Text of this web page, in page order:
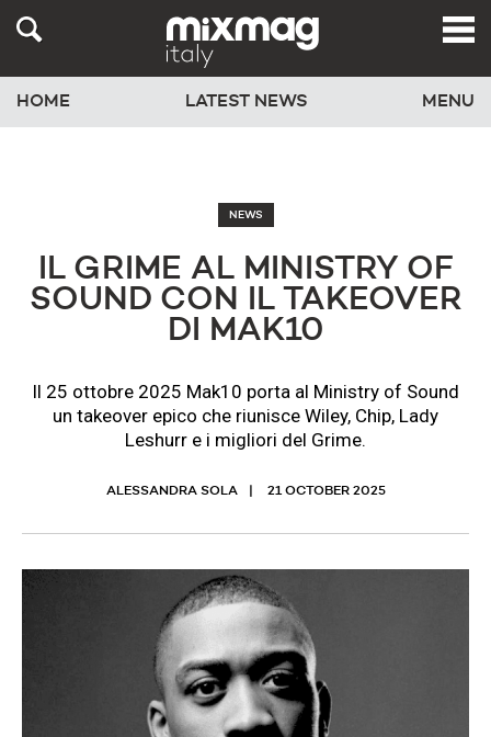
HOME LATEST NEWS MENU
NEWS
IL GRIME AL MINISTRY OF
SOUND CON IL TAKEOVER
DI MAK10
Il 25 ottobre 2025 Mak10 porta al Ministry of Sound
un takeover epico che riunisce Wiley, Chip, Lady
Leshurr e i migliori del Grime.
ALESSANDRA SOLA 21 OCTOBER 2025